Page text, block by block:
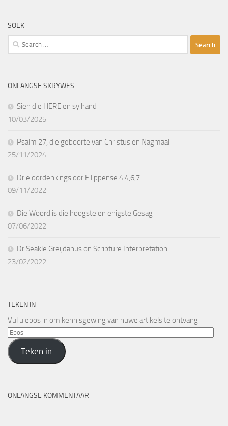
SOEK
Search
for:
ONLANGSE SKRYWES
Sien die HERE en sy hand
10/03/2025
Psalm 27, die geboorte van Christus en Nagmaal
25/11/2024
Drie oordenkings oor Filippense 4:4,6,7
09/11/2022
Die Woord is die hoogste en enigste Gesag
07/06/2022
Dr Seakle Greijdanus on Scripture Interpretation
23/02/2022
TEKEN IN
Vul u epos in om kennisgewing van nuwe artikels te ontvang
Epos
Teken in
ONLANGSE KOMMENTAAR